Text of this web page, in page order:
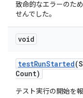
致命的なエラーのた
せんでした。
void
testRunStarted
Count)
テスト実行の開始を報